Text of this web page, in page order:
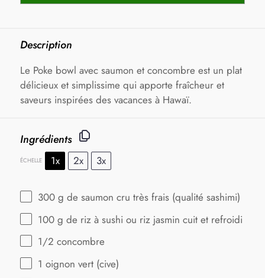
Description
Le Poke bowl avec saumon et concombre est un plat
délicieux et simplissime qui apporte fraîcheur et
saveurs inspirées des vacances à Hawaï.
Ingrédients
ÉCHELLE 1x 2x 3x
300 g de saumon cru très frais (qualité sashimi)
100 g de riz à sushi ou riz jasmin cuit et refroidi
1/2 concombre
1 oignon vert (cive)